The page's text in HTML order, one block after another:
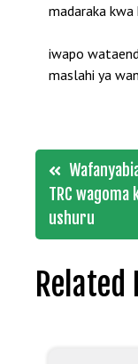
madaraka
iwapo
maslahi ya
Post
TRC wagoma
ushuru
Related